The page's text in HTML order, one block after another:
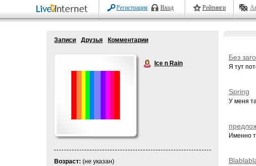
Регистрация Вход Рейтинги
Записи Друзья Комментарии
Ice n Rain
Возраст: (не указан)
Без
Я тут
Spring
У меня
Именно